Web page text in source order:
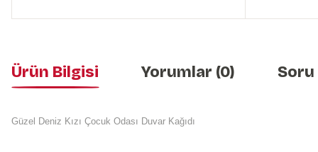
Ürün Bilgisi Yorumlar (0) Soru
Güzel Deniz Kızı Çocuk Odası Duvar Kağıdı